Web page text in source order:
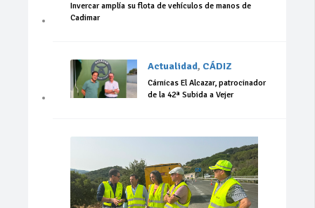
Invercar amplía su flota de vehículos de manos de
Cadimar
Actualidad, CÁDIZ
Cárnicas El Alcazar, patrocinador
de la 42ª Subida a Vejer